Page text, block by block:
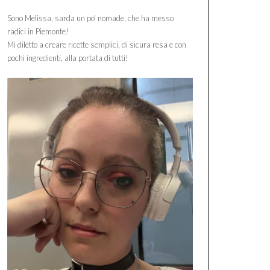
Sono Melissa, sarda un po' nomade, che ha messo
radici in Piemonte!
Mi diletto a creare ricette semplici, di sicura resa e con
pochi ingredienti, alla portata di tutti!